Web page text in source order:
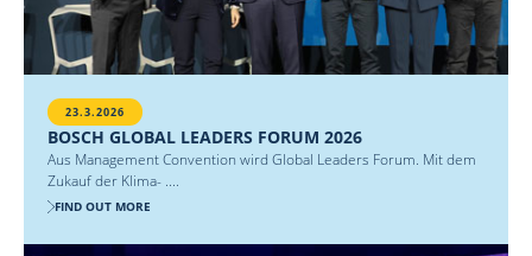
23.3.2026
BOSCH GLOBAL LEADERS FORUM 2026
Aus Management Convention wird Global Leaders Forum. Mit dem
Zukauf der Klima- ....
FIND OUT MORE